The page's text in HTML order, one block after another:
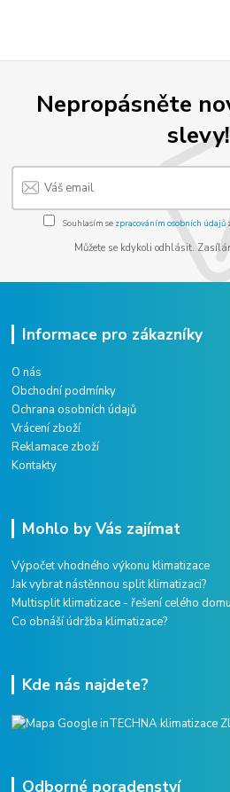
Nepropásněte
slevy!
Souhlasím se zpracováním osobních údajů
Můžete se kdykoli odhlásit.
Informace pro zákazníky
O nás
Obchodní podmínky
Ochrana osobních údajů
Vrácení zboží
Reklamace zboží
Kontakty
Mohlo by Vás zajímat
Výpočet vhodného výkonu klimatizace
Jak vybrat nástěnnou split klimatizaci?
Multisplit klimatizace - řešení celého domu
Co obnáší údržba klimatizace?
Kde nás najdete?
Odborné poradenství